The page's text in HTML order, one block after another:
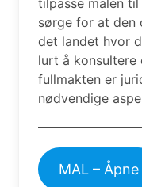
sørge for at den
det landet hvor
lurt å konsultere
fullmakten er
nødvendige
MAL – Åpne